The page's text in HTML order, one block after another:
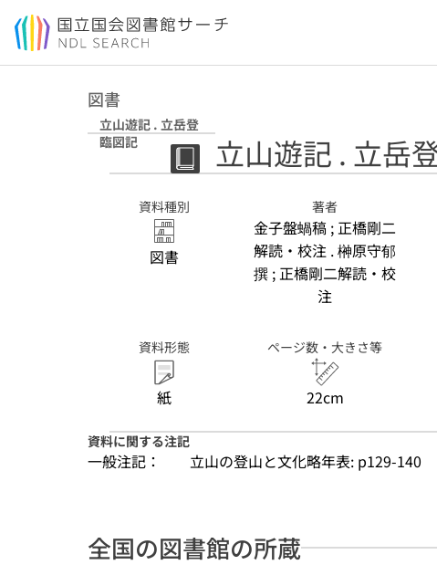
本文へ移動
図書
立山遊記 . 立岳登
臨図記
立山遊記 . 立岳
資料種別
図書
著者
金子盤蝸稿 ; 正橋剛二
解読・校注 . 榊原守郁
撰 ; 正橋剛二解読・校
注
資料形態
紙
ページ数・大きさ等
22cm
資料に関する注記
一般注記： 立山の登山と文化略年表: p129-140
全国の図書館の所蔵